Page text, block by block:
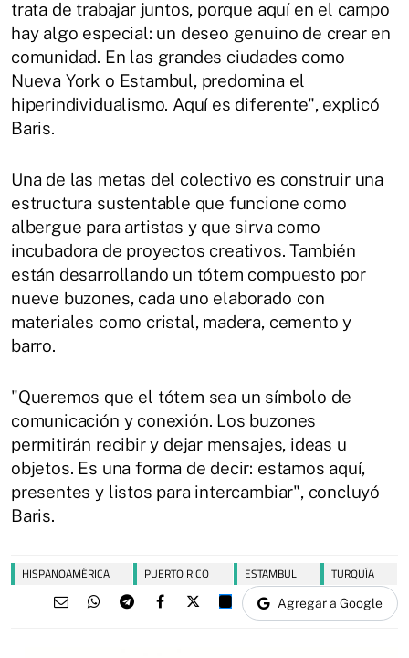
trata de trabajar juntos, porque aquí en el campo
hay algo especial: un deseo genuino de crear en
comunidad. En las grandes ciudades como
Nueva York o Estambul, predomina el
hiperindividualismo. Aquí es diferente", explicó
Baris.
Una de las metas del colectivo es construir una
estructura sustentable que funcione como
albergue para artistas y que sirva como
incubadora de proyectos creativos. También
están desarrollando un tótem compuesto por
nueve buzones, cada uno elaborado con
materiales como cristal, madera, cemento y
barro.
"Queremos que el tótem sea un símbolo de
comunicación y conexión. Los buzones
permitirán recibir y dejar mensajes, ideas u
objetos. Es una forma de decir: estamos aquí,
presentes y listos para intercambiar", concluyó
Baris.
HISPANOAMÉRICA PUERTO RICO ESTAMBUL TURQUÍA
Agregar a Google